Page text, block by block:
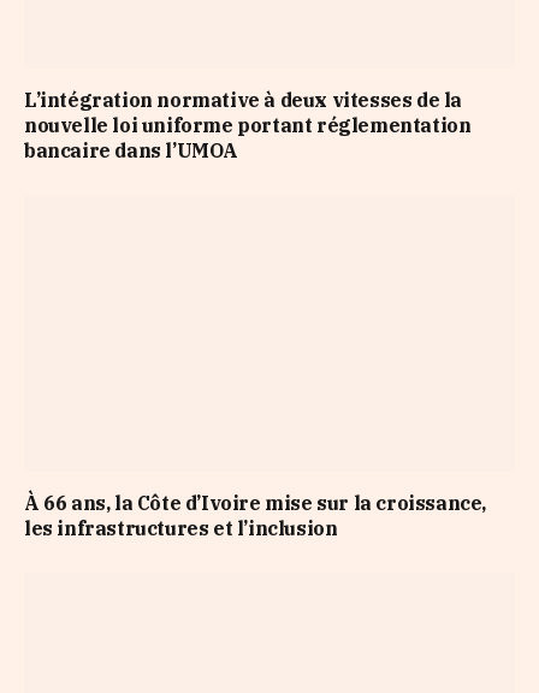
L’intégration normative à deux vitesses de la
nouvelle loi uniforme portant réglementation
bancaire dans l’UMOA
À 66 ans, la Côte d’Ivoire mise sur la croissance,
les infrastructures et l’inclusion